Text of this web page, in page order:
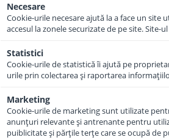
Necesare
Cookie-urile necesare ajută la a face un site
accesul la zonele securizate de pe site.
Statistici
Cookie-urile de statistică îi ajută pe
urile prin colectarea şi raportarea
Marketing
Cookie-urile de marketing sunt utilizate
anunţuri relevante şi antrenante pentru
puiblicitate şi părţile terţe care se ocupă de